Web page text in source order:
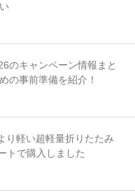
のキャンペーン情報まと
の事前準備を紹介！
り軽い超軽量折りたたみ
トで購入しました